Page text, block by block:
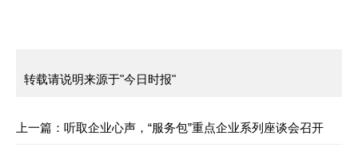
转载请说明来源于"今日时报"
上一篇： 听取企业心声，“服务包”重点企业系列座谈会召开